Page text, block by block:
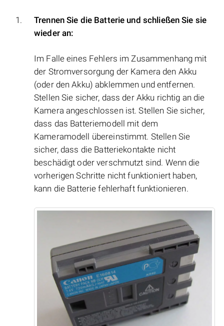
Trennen Sie die Batterie und schließen Sie sie
wieder an:
Im Falle eines Fehlers im Zusammenhang mit
der Stromversorgung der Kamera den Akku
(oder den Akku) abklemmen und entfernen.
Stellen Sie sicher, dass der Akku richtig an die
Kamera angeschlossen ist. Stellen Sie sicher,
dass das Batteriemodell mit dem
Kameramodell übereinstimmt. Stellen Sie
sicher, dass die Batteriekontakte nicht
beschädigt oder verschmutzt sind. Wenn die
vorherigen Schritte nicht funktioniert haben,
kann die Batterie fehlerhaft funktionieren.